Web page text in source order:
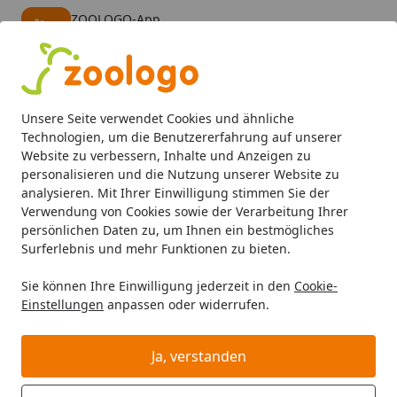
Unsere Seite verwendet Cookies und ähnliche
Technologien, um die Benutzererfahrung auf unserer
Website zu verbessern, Inhalte und Anzeigen zu
personalisieren und die Nutzung unserer Website zu
analysieren. Mit Ihrer Einwilligung stimmen Sie der
Verwendung von Cookies sowie der Verarbeitung Ihrer
persönlichen Daten zu, um Ihnen ein bestmögliches
Surferlebnis und mehr Funktionen zu bieten.
Sie können Ihre Einwilligung jederzeit in den Cookie-
Einstellungen anpassen oder widerrufen.
Ja, verstanden
ZOOLOGO-App
Alle Produkte
Mein Konto
Suchen
Startseite
Aquaristik Aquarientechnik CO2 Anlagen Nano CO2
Nano CO2 Diffusor (S)